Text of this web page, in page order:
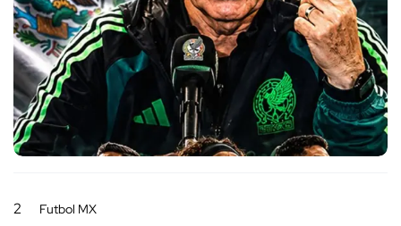
2 Futbol MX